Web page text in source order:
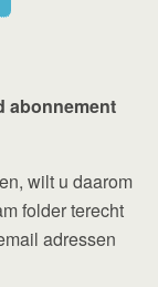
abonnement
wilt u daarom
folder terecht
adressen